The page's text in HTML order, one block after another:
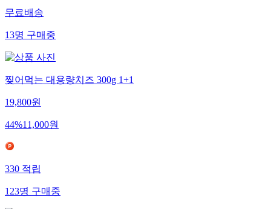
무료배송
13명구매중
찢어먹는 대용량치즈 300g 1+1
19,800원
44%11,000원
330적립
123명구매중